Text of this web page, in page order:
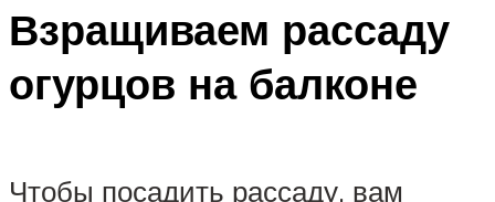
Взращиваем рассаду
огурцов на балконе
Чтобы посадить рассаду, вам